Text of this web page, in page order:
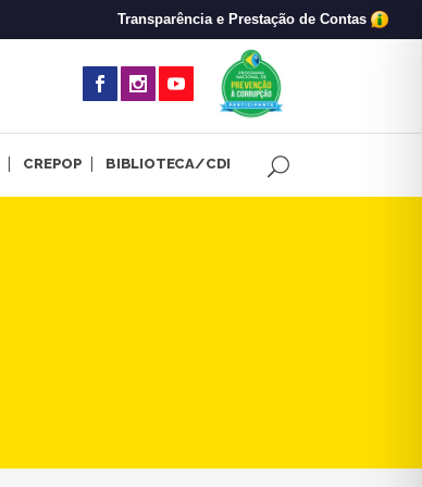
Transparência e Prestação de Contas
CREPOP BIBLIOTECA/CDI
climática na